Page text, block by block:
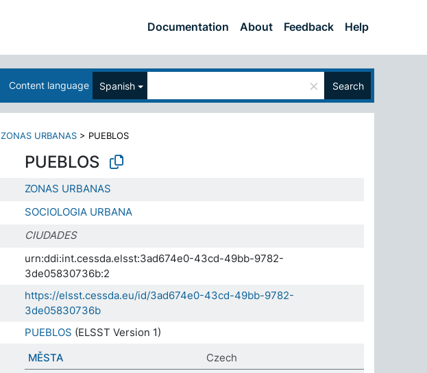
Documentation About Feedback Help
Content language Spanish × Search
ZONAS URBANAS > PUEBLOS
PUEBLOS
ZONAS URBANAS
SOCIOLOGIA URBANA
CIUDADES
urn:ddi:int.cessda.elsst:3ad674e0-43cd-49bb-9782-
3de05830736b:2
https://elsst.cessda.eu/id/3ad674e0-43cd-49bb-9782-
3de05830736b
PUEBLOS (ELSST Version 1)
MĚSTA
Czech